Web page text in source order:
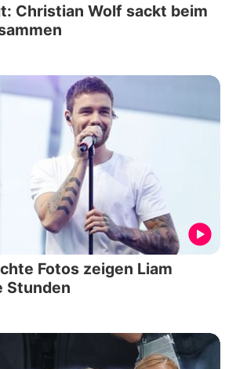
Christian Wolf sackt beim
Fotos zeigen Liam
Stunden